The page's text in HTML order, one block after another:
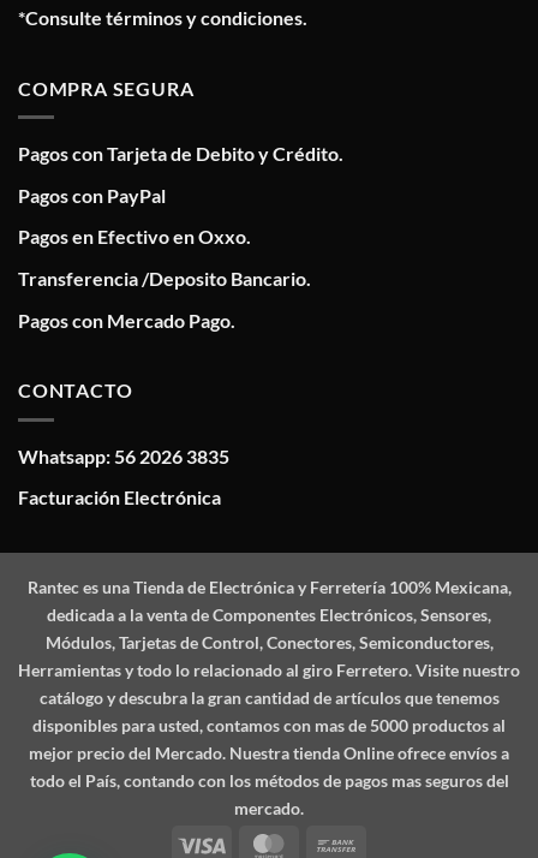
*Consulte términos y condiciones.
COMPRA SEGURA
Pagos con Tarjeta de Debito y Crédito.
Pagos con PayPal
Pagos en Efectivo en Oxxo.
Transferencia /Deposito Bancario.
Pagos con Mercado Pago.
CONTACTO
Whatsapp: 56 2026 3835
Facturación Electrónica
Ranteces una Tienda de Electrónica y Ferretería 100% Mexicana,
dedicada a la venta de Componentes Electrónicos, Sensores,
Módulos, Tarjetas de Control, Conectores, Semiconductores,
Herramientas y todo lo relacionado al giro Ferretero. Visite nuestro
catálogo y descubra la gran cantidad de artículos que tenemos
disponibles para usted, contamos con mas de 5000 productos al
mejor precio del Mercado. Nuestra tienda Online ofrece envíos a
todo el País, contando con los métodos de pagos mas seguros del
mercado.
Visa
MasterCard